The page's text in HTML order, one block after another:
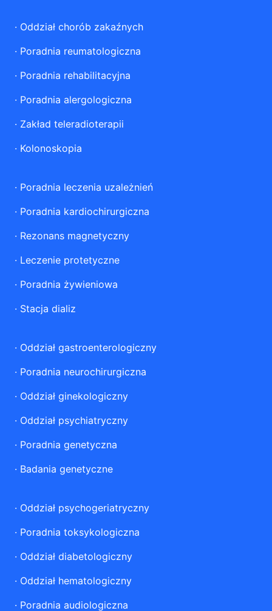
· Oddział chorób zakaźnych
· Poradnia reumatologiczna
· Poradnia rehabilitacyjna
· Poradnia alergologiczna
· Zakład teleradioterapii
· Kolonoskopia
· Poradnia leczenia uzależnień
· Poradnia kardiochirurgiczna
· Rezonans magnetyczny
· Leczenie protetyczne
· Poradnia żywieniowa
· Stacja dializ
· Oddział gastroenterologiczny
· Poradnia neurochirurgiczna
· Oddział ginekologiczny
· Oddział psychiatryczny
· Poradnia genetyczna
· Badania genetyczne
· Oddział psychogeriatryczny
· Poradnia toksykologiczna
· Oddział diabetologiczny
· Oddział hematologiczny
· Poradnia audiologiczna